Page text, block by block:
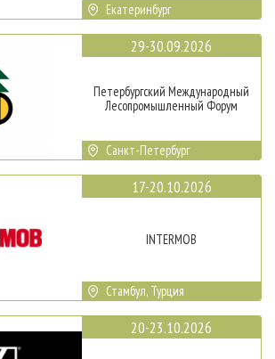
Екатеринбург
29-30.09.2026
Петербургский Международный
Лесопромышленный Форум
Санкт-Петербург
17-20.10.2026
INTERMOB
Стамбул, Турция
20-23.10.2026